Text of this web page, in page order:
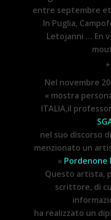
entre septembre
In Puglia,
Letojanni … En
Nel novembre
« mostra
ITALIA,il
nel suo discorso
menzionato un
« Pordenone
Questo artista,
scrittore, di
ha realizzato un